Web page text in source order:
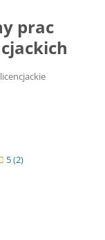
prac
5 (2)